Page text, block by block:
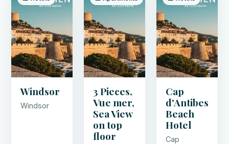
Windsor
Windsor
3 Pieces,
Vue mer,
Sea View
on top
floor
Cap
d'Antibes
Beach
Hotel
Cap